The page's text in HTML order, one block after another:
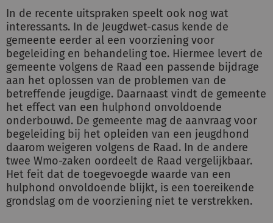
In de recente uitspraken speelt ook nog wat
interessants. In de Jeugdwet-casus kende de
gemeente eerder al een voorziening voor
begeleiding en behandeling toe. Hiermee levert de
gemeente volgens de Raad een passende bijdrage
aan het oplossen van de problemen van de
betreffende jeugdige. Daarnaast vindt de gemeente
het effect van een hulphond onvoldoende
onderbouwd. De gemeente mag de aanvraag voor
begeleiding bij het opleiden van een jeugdhond
daarom weigeren volgens de Raad. In de andere
twee Wmo-zaken oordeelt de Raad vergelijkbaar.
Het feit dat de toegevoegde waarde van een
hulphond onvoldoende blijkt, is een toereikende
grondslag om de voorziening niet te verstrekken.